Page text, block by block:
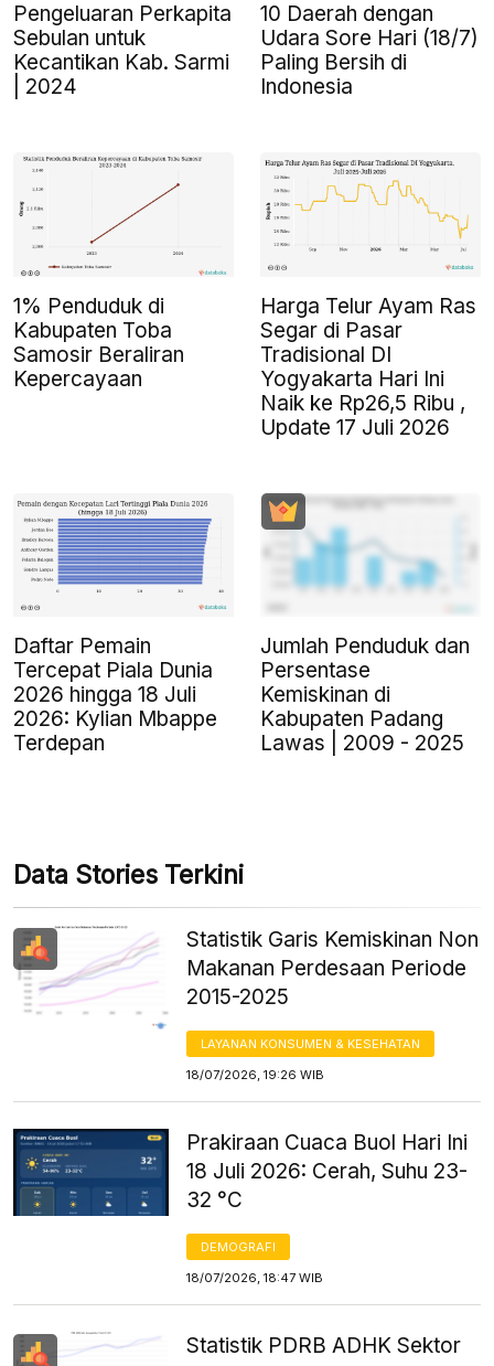
Pengeluaran Perkapita
Sebulan untuk
Kecantikan Kab. Sarmi
| 2024
10 Daerah dengan
Udara Sore Hari (18/7)
Paling Bersih di
Indonesia
1% Penduduk di
Kabupaten Toba
Samosir Beraliran
Kepercayaan
Harga Telur Ayam Ras
Segar di Pasar
Tradisional DI
Yogyakarta Hari Ini
Naik ke Rp26,5 Ribu ,
Update 17 Juli 2026
Daftar Pemain
Tercepat Piala Dunia
2026 hingga 18 Juli
2026: Kylian Mbappe
Terdepan
Jumlah Penduduk dan
Persentase
Kemiskinan di
Kabupaten Padang
Lawas | 2009 - 2025
Data Stories Terkini
Statistik Garis Kemiskinan Non
Makanan Perdesaan Periode
2015-2025
LAYANAN KONSUMEN & KESEHATAN
18/07/2026, 19:26 WIB
Prakiraan Cuaca Buol Hari Ini
18 Juli 2026: Cerah, Suhu 23-
32 °C
DEMOGRAFI
18/07/2026, 18:47 WIB
Statistik PDRB ADHK Sektor